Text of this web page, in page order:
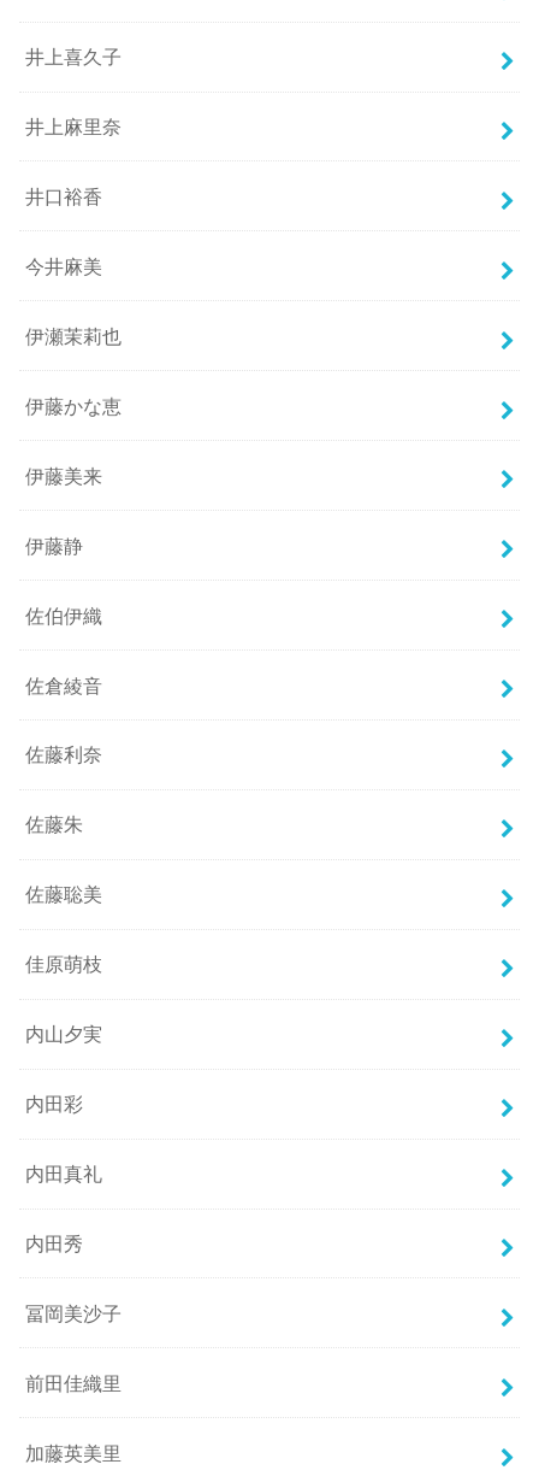
井上喜久子
井上麻里奈
井口裕香
今井麻美
伊瀬茉莉也
伊藤かな恵
伊藤美来
伊藤静
佐伯伊織
佐倉綾音
佐藤利奈
佐藤朱
佐藤聡美
佳原萌枝
内山夕実
内田彩
内田真礼
内田秀
冨岡美沙子
前田佳織里
加藤英美里